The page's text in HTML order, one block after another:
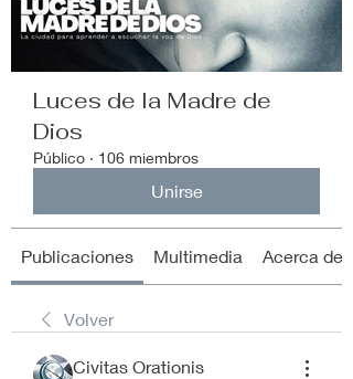
Luces de la Madre de
Dios
Público · 106 miembros
Unirse
Publicaciones Multimedia Acerca de
Volver
Civitas Orationis